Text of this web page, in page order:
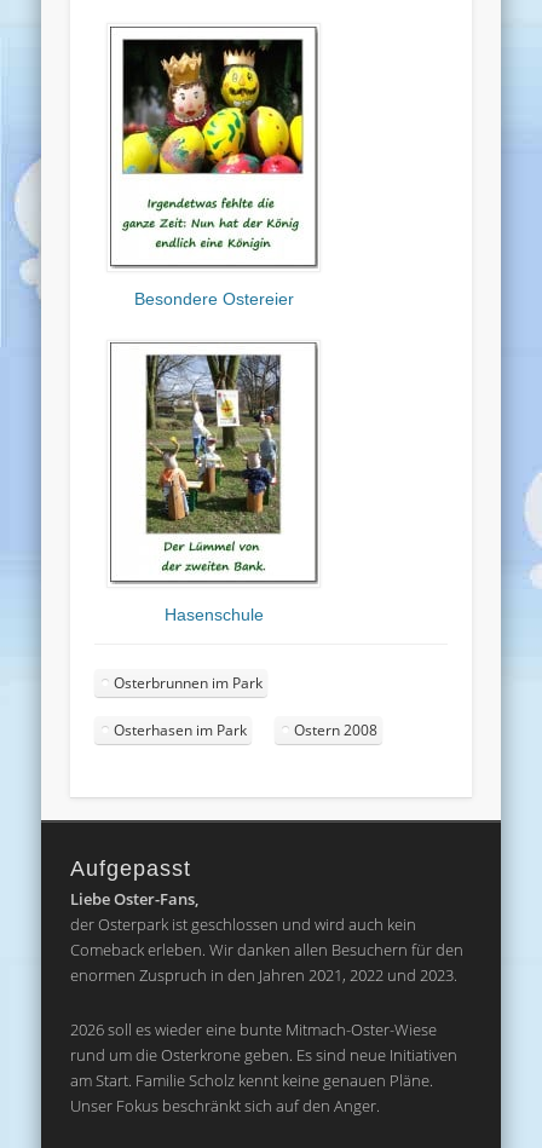
Besondere Ostereier
Hasenschule
Osterbrunnen im Park
Osterhasen im Park Ostern 2008
Aufgepasst
Liebe Oster-Fans,
der Osterpark ist geschlossen und wird auch kein
Comeback erleben. Wir danken allen Besuchern für den
enormen Zuspruch in den Jahren 2021, 2022 und 2023.
2026 soll es wieder eine bunte Mitmach-Oster-Wiese
rund um die Osterkrone geben. Es sind neue Initiativen
am Start. Familie Scholz kennt keine genauen Pläne.
Unser Fokus beschränkt sich auf den Anger.